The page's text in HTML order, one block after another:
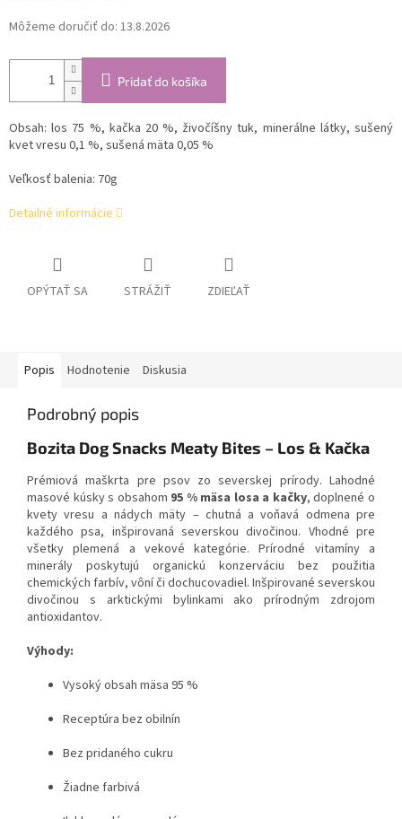
Môžeme doručiť do: 13.8.2026
Pridať do košíka
Obsah: los 75 %, kačka 20 %, živočíšny tuk, minerálne látky, sušený
kvet vresu 0,1 %, sušená mäta 0,05 %
Veľkosť balenia: 70g
Detailné informácie
OPÝTAŤ SA STRÁŽIŤ ZDIEĽAŤ
Popis Hodnotenie Diskusia
Podrobný popis
Bozita Dog Snacks Meaty Bites – Los & Kačka
Prémiová maškrta pre psov zo severskej prírody. Lahodné
masové kúsky s obsahom 95 % mäsa losa a kačky, doplnené o
kvety vresu a nádych mäty – chutná a voňavá odmena pre
každého psa, inšpirovaná severskou divočinou. Vhodné pre
všetky plemená a vekové kategórie. Prírodné vitamíny a
minerály poskytujú organickú konzerváciu bez použitia
chemických farbív, vôní či dochucovadiel. Inšpirované severskou
divočinou s arktickými bylinkami ako prírodným zdrojom
antioxidantov.
Výhody:
Vysoký obsah mäsa 95 %
Receptúra bez obilnín
Bez pridaného cukru
Žiadne farbivá